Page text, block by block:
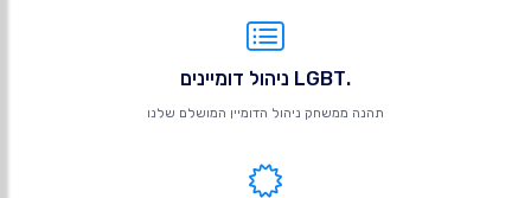
.LGBT ניהול דומיינים
תהנה ממשחק ניהול הדומיין המושלם שלנו